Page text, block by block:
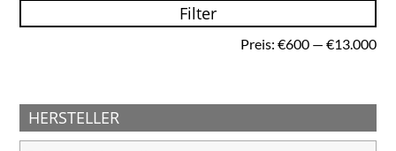
Filter
Preis: €600— €13.000
HERSTELLER